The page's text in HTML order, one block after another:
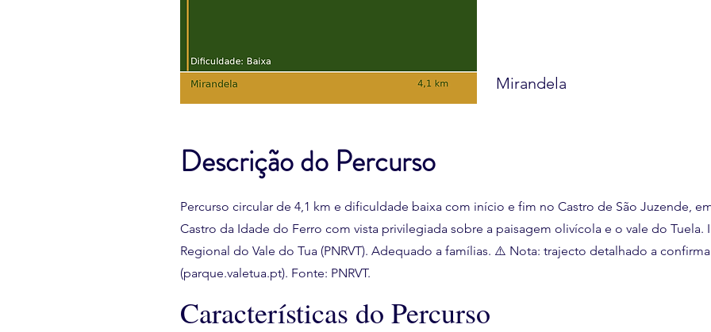
Mirandela
Percurso circular de 4,1 km e dificuldade baixa com início e fim no Castro de São Juzende,
Castro da Idade do Ferro com vista privilegiada sobre a paisagem olivícola e o vale do Tuela.
Regional do Vale do Tua (PNRVT). Adequado a famílias. ⚠️ Nota: trajecto detalhado a
(parque.valetua.pt). Fonte: PNRVT.
Descrição do Percurso
Características do Percurso